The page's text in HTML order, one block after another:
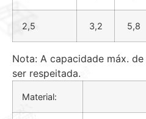
2,5 3,2 5,8
Nota: A capacidade máx.
ser respeitada.
Material: